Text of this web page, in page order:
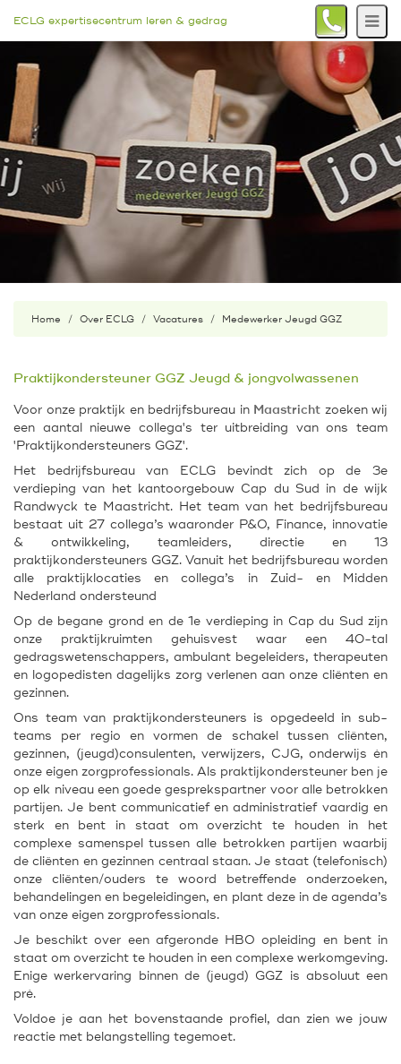
ECLG expertisecentrum leren & gedrag
Home Over ECLG Vacatures Medewerker Jeugd GGZ
Praktijkondersteuner GGZ Jeugd & jongvolwassenen
Voor onze praktijk en bedrijfsbureau in Maastricht zoeken wij
een aantal nieuwe collega's ter uitbreiding van ons team
'Praktijkondersteuners GGZ'.
Het bedrijfsbureau van ECLG bevindt zich op de 3e
verdieping van het kantoorgebouw Cap du Sud in de wijk
Randwyck te Maastricht. Het team van het bedrijfsbureau
bestaat uit 27 collega’s waaronder P&O, Finance, innovatie
& ontwikkeling, teamleiders, directie en 13
praktijkondersteuners GGZ. Vanuit het bedrijfsbureau worden
alle praktijklocaties en collega’s in Zuid- en Midden
Nederland ondersteund
Op de begane grond en de 1e verdieping in Cap du Sud zijn
onze praktijkruimten gehuisvest waar een 40-tal
gedragswetenschappers, ambulant begeleiders, therapeuten
en logopedisten dagelijks zorg verlenen aan onze cliënten en
gezinnen.
Ons team van praktijkondersteuners is opgedeeld in sub-
teams per regio en vormen de schakel tussen cliënten,
gezinnen, (jeugd)consulenten, verwijzers, CJG, onderwijs én
onze eigen zorgprofessionals. Als praktijkondersteuner ben je
op elk niveau een goede gesprekspartner voor alle betrokken
partijen. Je bent communicatief en administratief vaardig en
sterk en bent in staat om overzicht te houden in het
complexe samenspel tussen alle betrokken partijen waarbij
de cliënten en gezinnen centraal staan. Je staat (telefonisch)
onze cliënten/ouders te woord betreffende onderzoeken,
behandelingen en begeleidingen, en plant deze in de agenda’s
van onze eigen zorgprofessionals.
Je beschikt over een afgeronde HBO opleiding en bent in
staat om overzicht te houden in een complexe werkomgeving.
Enige werkervaring binnen de (jeugd) GGZ is absoluut een
pré.
Voldoe je aan het bovenstaande profiel, dan zien we jouw
reactie met belangstelling tegemoet.